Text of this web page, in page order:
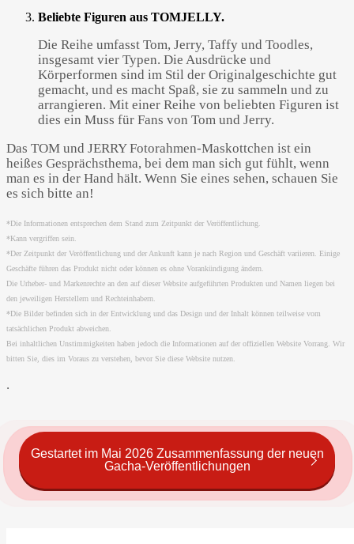
Beliebte Figuren aus TOMJELLY.
Die Reihe umfasst Tom, Jerry, Taffy und Toodles,
insgesamt vier Typen. Die Ausdrücke und
Körperformen sind im Stil der Originalgeschichte gut
gemacht, und es macht Spaß, sie zu sammeln und zu
arrangieren. Mit einer Reihe von beliebten Figuren ist
dies ein Muss für Fans von Tom und Jerry.
Das TOM und JERRY Fotorahmen-Maskottchen ist ein
heißes Gesprächsthema, bei dem man sich gut fühlt, wenn
man es in der Hand hält. Wenn Sie eines sehen, schauen Sie
es sich bitte an!
*Die Informationen entsprechen dem Stand zum Zeitpunkt der Veröffentlichung.
*Kann vergriffen sein.
*Der Zeitpunkt der Veröffentlichung und der Ankunft kann je nach Region und Geschäft variieren. Einige
Geschäfte führen das Produkt nicht oder können es ohne Vorankündigung ändern.
Die Urheber- und Markenrechte an den auf dieser Website aufgeführten Produkten und Namen liegen bei
den jeweiligen Herstellern und Rechteinhabern.
*Die Bilder befinden sich in der Entwicklung und das Design und der Inhalt können teilweise vom
tatsächlichen Produkt abweichen.
Bei inhaltlichen Unstimmigkeiten haben jedoch die Informationen auf der offiziellen Website Vorrang. Wir
bitten Sie, dies im Voraus zu verstehen, bevor Sie diese Website nutzen.
.
Gestartet im Mai 2026 Zusammenfassung der neuen
Gacha-Veröffentlichungen